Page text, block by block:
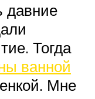
давние
Тогда
ванной
Мне